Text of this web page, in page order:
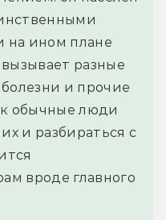
на ином плане
разные
и прочие
обычные люди
и разбираться с
вроде главного